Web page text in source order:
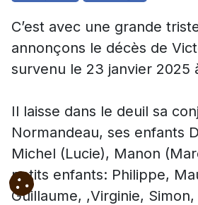
C’est avec une grande
annonçons le décès de
survenu le 23 janvier 2025
Il laisse dans le deuil sa
Normandeau, ses enfants
Michel (Lucie), Manon
petits enfants: Philippe,
Guillaume, ,Virginie,